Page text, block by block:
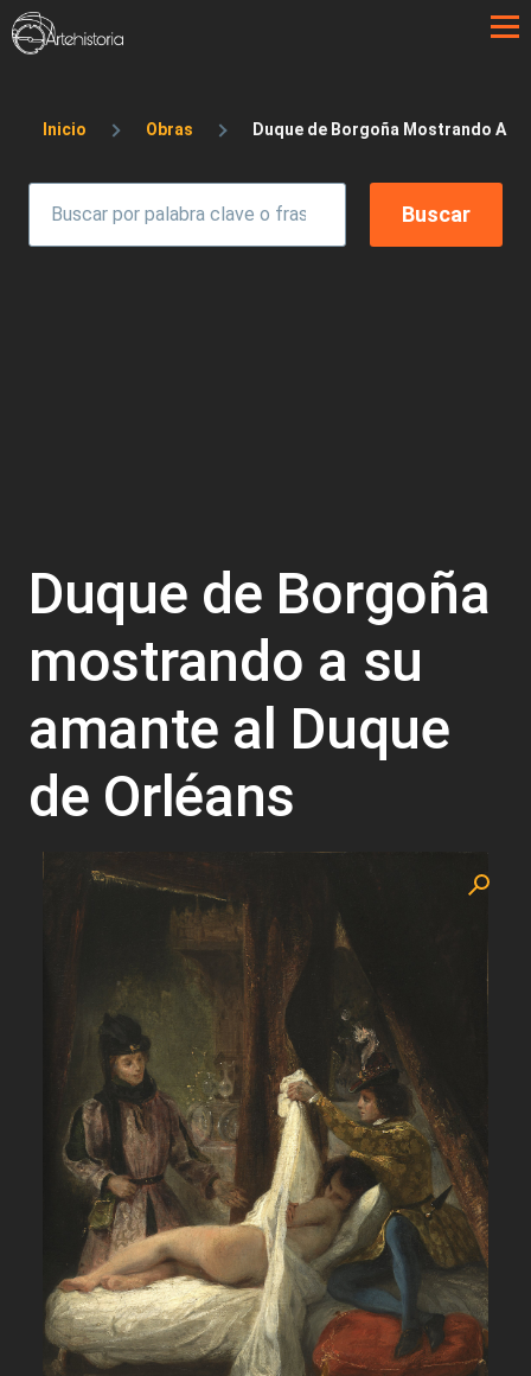
Pasar al contenido principal
Sobrescribir enlaces de ayuda a la
Inicio Obras Duque de Borgoña Mostrando A
Duque de Borgoña
mostrando a su
amante al Duque
de Orléans